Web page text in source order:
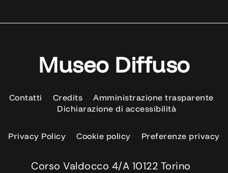
Museo Diffuso
Contatti Credits
Amministrazione trasparente
Dichiarazione di accessibilità
Privacy Policy Cookie policy Preferenze privacy
Corso Valdocco 4/A 10122 Torino